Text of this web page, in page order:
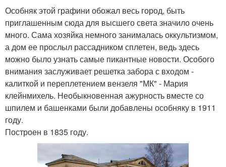
Особняк этой графини обожал весь город, быть
приглашенным сюда для высшего света значило очень
много. Сама хозяйка немного занималась оккультизмом,
а дом ее прослыл рассадником сплетен, ведь здесь
можно было узнать самые пикантные новости. Особого
внимания заслуживает решетка забора с входом -
калиткой и переплетением вензеля "МК" - Мария
клейнмихель. Необыкновенная ажурность вместе со
шпилем и башенками были добавлены особняку в 1911
году.
Построен в 1835 году.